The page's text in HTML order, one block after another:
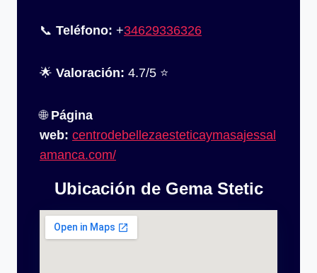
📞 Teléfono: +34629336326
🌟 Valoración: 4.7/5 ⭐
🌐 Página
web: centrodebellezaesteticaymasajessal
amanca.com/
Ubicación de Gema Stetic